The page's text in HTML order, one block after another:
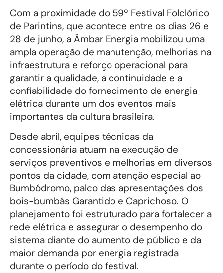
Com a proximidade do 59º Festival Folclórico
de Parintins, que acontece entre os dias 26 e
28 de junho, a Âmbar Energia mobilizou uma
ampla operação de manutenção, melhorias na
infraestrutura e reforço operacional para
garantir a qualidade, a continuidade e a
confiabilidade do fornecimento de energia
elétrica durante um dos eventos mais
importantes da cultura brasileira.
Desde abril, equipes técnicas da
concessionária atuam na execução de
serviços preventivos e melhorias em diversos
pontos da cidade, com atenção especial ao
Bumbódromo, palco das apresentações dos
bois-bumbás Garantido e Caprichoso. O
planejamento foi estruturado para fortalecer a
rede elétrica e assegurar o desempenho do
sistema diante do aumento de público e da
maior demanda por energia registrada
durante o período do festival.